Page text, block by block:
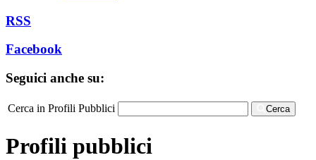
RSS
Facebook
Seguici anche su:
Cerca in Profili Pubblici Cerca
Profili pubblici